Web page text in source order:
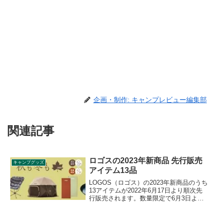
企画・制作: キャンプレビュー編集部
関連記事
キャンプグッズ
ロゴスの2023年新商品 先行販売
アイテム13品
LOGOS（ロゴス）の2023年新商品のうち
13アイテムが2022年6月17日より順次先
行販売されます。数量限定で6月3日より